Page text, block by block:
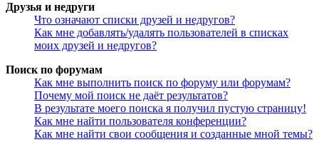
Друзья и недруги
Что означают списки друзей и недругов?
Как мне добавлять/удалять пользователей в списках
моих друзей и недругов?
Поиск по форумам
Как мне выполнить поиск по форуму или форумам?
Почему мой поиск не даёт результатов?
В результате моего поиска я получил пустую страницу!
Как мне найти пользователя конференции?
Как мне найти свои сообщения и созданные мной темы?